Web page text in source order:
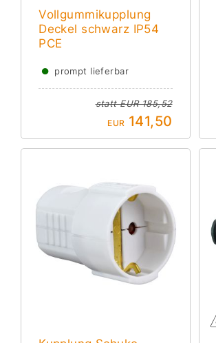
Vollgummikupplung
Deckel schwarz IP54
PCE
● prompt lieferbar
stattEUR 185,52
EUR 141,50